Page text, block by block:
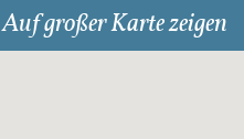
Auf großer Karte zeigen